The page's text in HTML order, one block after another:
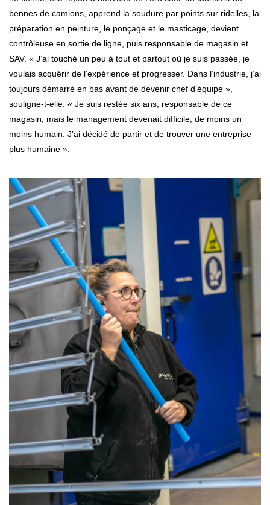
bennes de camions, apprend la soudure par points sur ridelles, la
préparation en peinture, le ponçage et le masticage, devient
contrôleuse en sortie de ligne, puis responsable de magasin et
SAV. « J’ai touché un peu à tout et partout où je suis passée, je
voulais acquérir de l’expérience et progresser. Dans l’industrie, j’ai
toujours démarré en bas avant de devenir chef d’équipe »,
souligne-t-elle. « Je suis restée six ans, responsable de ce
magasin, mais le management devenait difficile, de moins un
moins humain. J’ai décidé de partir et de trouver une entreprise
plus humaine ».